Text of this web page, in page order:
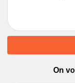
On